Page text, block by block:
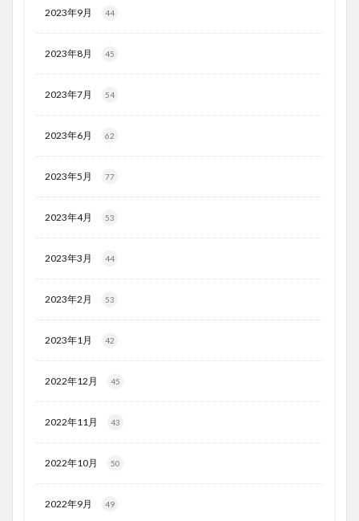
2023年9月 44
2023年8月 45
2023年7月 54
2023年6月 62
2023年5月 77
2023年4月 53
2023年3月 44
2023年2月 53
2023年1月 42
2022年12月 45
2022年11月 43
2022年10月 50
2022年9月 49